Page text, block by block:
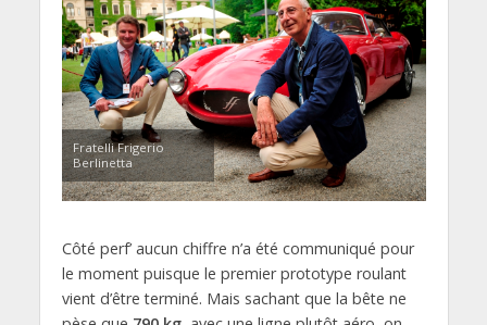
Fratelli Frigerio
Berlinetta
Côté perf’ aucun chiffre n’a été communiqué pour
le moment puisque le premier prototype roulant
vient d’être terminé. Mais sachant que la bête ne